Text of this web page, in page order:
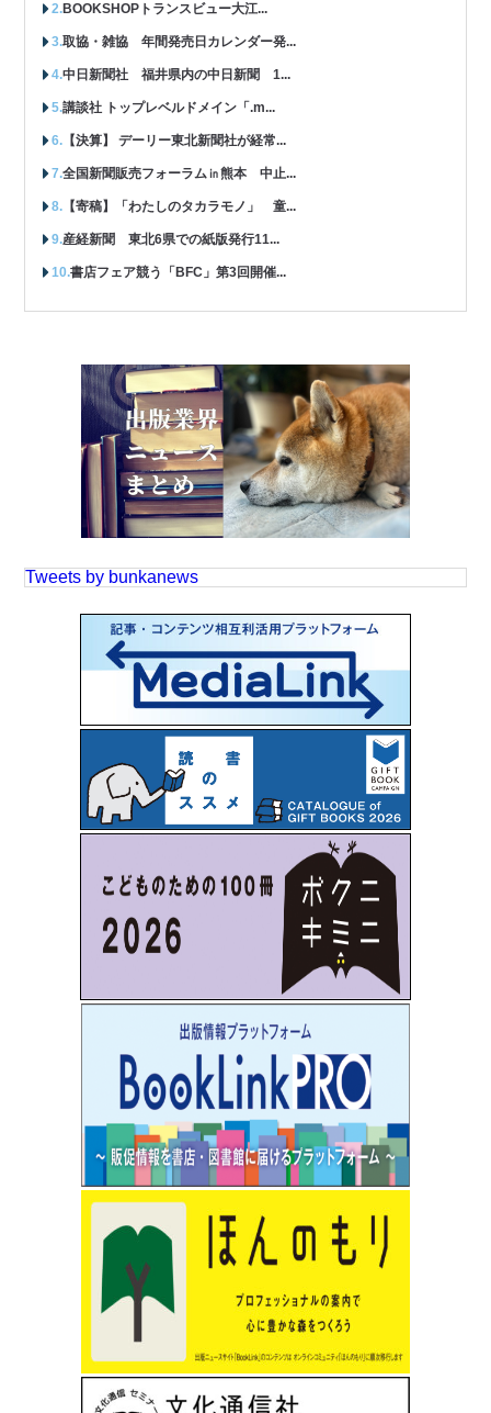
BOOKSHOPトランスビュー大江...
取協・雑協 年間発売日カレンダー発...
中日新聞社 福井県内の中日新聞 1...
講談社 トップレベルドメイン「.m...
【決算】 デーリー東北新聞社が経常...
全国新聞販売フォーラム㏌熊本 中止...
【寄稿】「わたしのタカラモノ」 童...
産経新聞 東北6県での紙版発行11...
書店フェア競う「BFC」第3回開催...
Tweets by bunkanews